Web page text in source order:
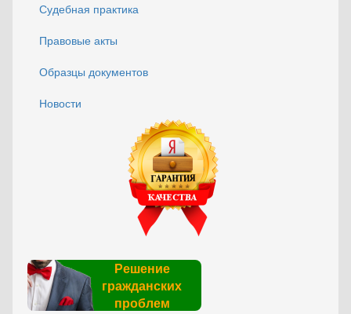
Судебная практика
Правовые акты
Образцы документов
Новости
Решение
гражданских
проблем